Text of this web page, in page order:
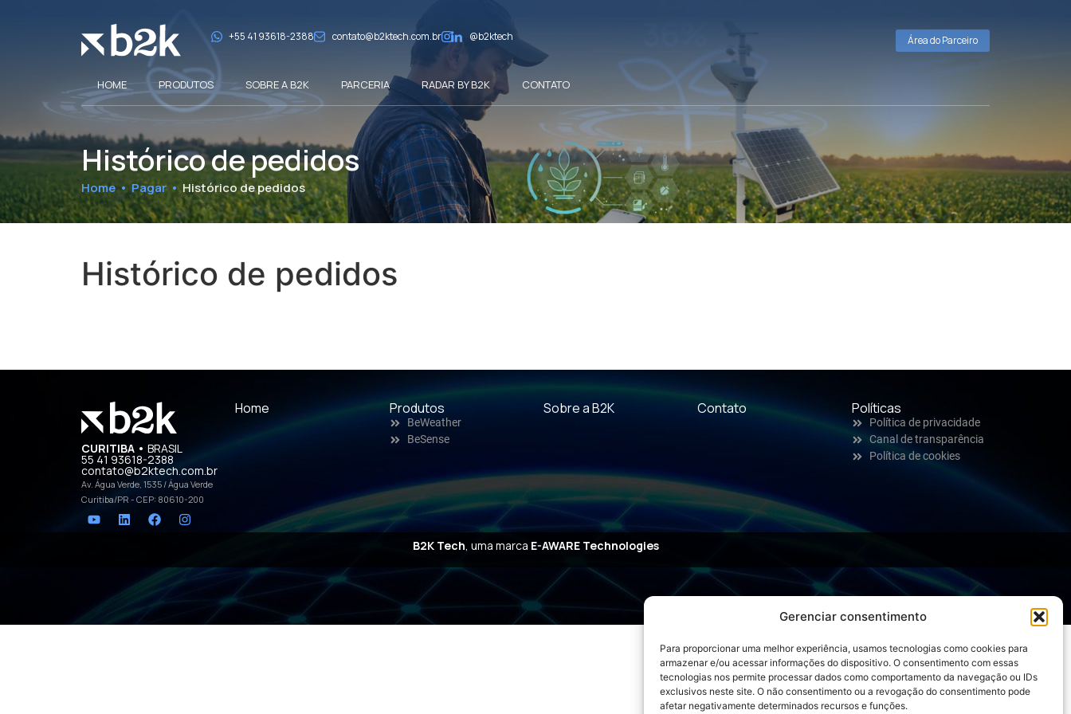
Gerenciar consentimento
Para proporcionar uma melhor experiência, usamos tecnologias como cookies para
armazenar e/ou acessar informações do dispositivo. O consentimento com essas
tecnologias nos permite processar dados como comportamento da navegação ou IDs
exclusivos neste site. O não consentimento ou a revogação do consentimento pode
afetar negativamente determinados recursos e funções.
+55 41 93618-2388 contato@b2ktech.com.br @b2ktech Área do Parceiro
HOME PRODUTOS SOBRE A B2K PARCERIA RADAR BY B2K CONTATO
Histórico de pedidos
Home • Pagar • Histórico de pedidos
Histórico de pedidos
CURITIBA • BRASIL
55 41 93618-2388
contato@b2ktech.com.br
Av. Água Verde, 1535 / Água Verde
Curitiba/PR - CEP: 80610-200
Home Produtos
BeWeather
BeSense
Sobre a B2K Contato Políticas
Política de privacidade
Canal de transparência
Política de cookies
B2K Tech , uma marca E-AWARE Technologies